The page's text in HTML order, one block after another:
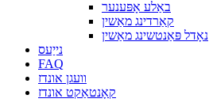
באַלע אָפּענער
קאַרדינג מאַשין
נאָדל פּאַנטשינג מאַשין
נייַעס
FAQ
וועגן אונדז
קאָנטאַקט אונדז